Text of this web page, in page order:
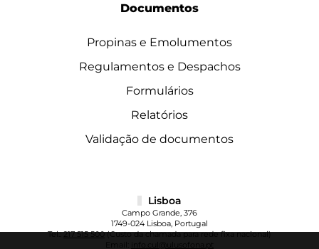
Documentos
Propinas e Emolumentos
Regulamentos e Despachos
Formulários
Relatórios
Validação de documentos
Lisboa
Campo Grande, 376
1749-024 Lisboa, Portugal
Tel.:217 515 500(Custo da chamada para rede fixa nacional)
info.cul@ulusofona.pt